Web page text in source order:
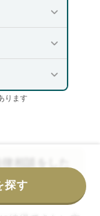
ります
相談をした
探す